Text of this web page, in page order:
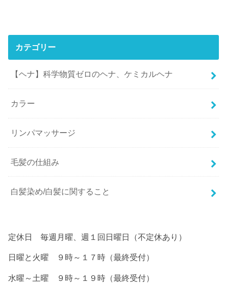
カテゴリー
【ヘナ】科学物質ゼロのヘナ、ケミカルヘナ
カラー
リンパマッサージ
毛髪の仕組み
白髪染め/白髪に関すること
定休日 毎週月曜、週１回日曜日（不定休あり）
日曜と火曜 ９時～１７時（最終受付）
水曜～土曜 ９時～１９時（最終受付）